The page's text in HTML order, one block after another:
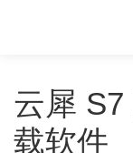
云犀
载软件